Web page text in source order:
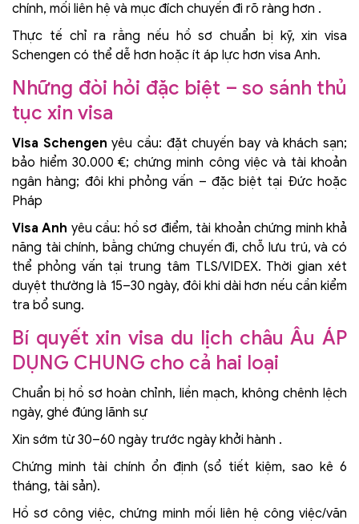
chính, mối liên hệ và mục đích chuyến đi rõ ràng hơn .
Thực tế chỉ ra rằng nếu hồ sơ chuẩn bị kỹ, xin visa
Schengen có thể dễ hơn hoặc ít áp lực hơn visa Anh.
Những đòi hỏi đặc biệt – so sánh thủ
tục xin visa
Visa Schengen yêu cầu: đặt chuyến bay và khách sạn;
bảo hiểm 30.000 €; chứng minh công việc và tài khoản
ngân hàng; đôi khi phỏng vấn – đặc biệt tại Đức hoặc
Pháp
Visa Anh yêu cầu: hồ sơ điểm, tài khoản chứng minh khả
năng tài chính, bằng chứng chuyến đi, chỗ lưu trú, và có
thể phỏng vấn tại trung tâm TLS/VIDEX. Thời gian xét
duyệt thường là 15–30 ngày, đôi khi dài hơn nếu cần kiểm
tra bổ sung.
Bí quyết xin visa du lịch châu Âu ÁP
DỤNG CHUNG cho cả hai loại
Chuẩn bị hồ sơ hoàn chỉnh, liền mạch, không chênh lệch
ngày, ghé đúng lãnh sự
Xin sớm từ 30–60 ngày trước ngày khởi hành .
Chứng minh tài chính ổn định (sổ tiết kiệm, sao kê 6
tháng, tài sản).
Hồ sơ công việc, chứng minh mối liên hệ công việc/văn